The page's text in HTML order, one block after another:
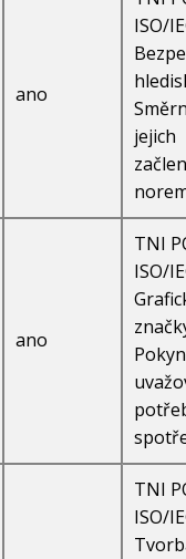
ano
ISO/
jejich
ano
TNI
ISO/
TNI
ISO/